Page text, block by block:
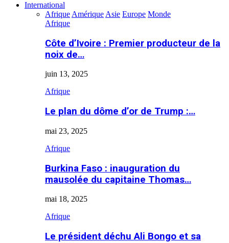
International
Afrique Amérique Asie Europe Monde
Afrique
Côte d’Ivoire : Premier producteur de la
noix de…
juin 13, 2025
Afrique
Le plan du dôme d’or de Trump :…
mai 23, 2025
Afrique
Burkina Faso : inauguration du
mausolée du capitaine Thomas…
mai 18, 2025
Afrique
Le président déchu Ali Bongo et sa